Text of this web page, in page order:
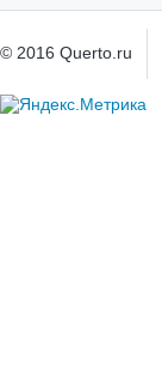
© 2016 Querto.ru